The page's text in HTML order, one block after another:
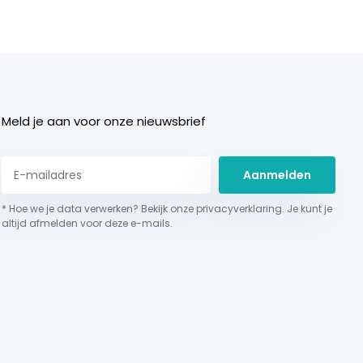
Meld je aan voor onze nieuwsbrief
Aanmelden
* Hoe we je data verwerken? Bekijk onze privacyverklaring. Je kunt je
altijd afmelden voor deze e-mails.